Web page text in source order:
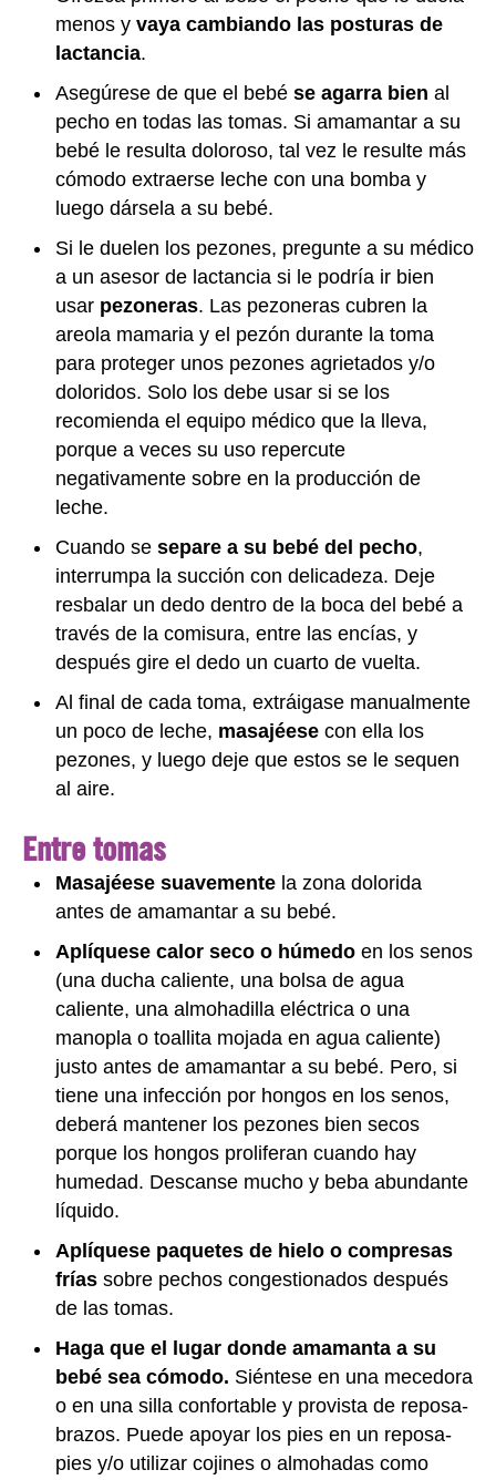
menos y vaya cambiando las posturas de
lactancia.
Asegúrese de que el bebé se agarra bien al
pecho en todas las tomas. Si amamantar a su
bebé le resulta doloroso, tal vez le resulte más
cómodo extraerse leche con una bomba y
luego dársela a su bebé.
Si le duelen los pezones, pregunte a su médico
a un asesor de lactancia si le podría ir bien
usar pezoneras. Las pezoneras cubren la
areola mamaria y el pezón durante la toma
para proteger unos pezones agrietados y/o
doloridos. Solo los debe usar si se los
recomienda el equipo médico que la lleva,
porque a veces su uso repercute
negativamente sobre en la producción de
leche.
Cuando se separe a su bebé del pecho,
interrumpa la succión con delicadeza. Deje
resbalar un dedo dentro de la boca del bebé a
través de la comisura, entre las encías, y
después gire el dedo un cuarto de vuelta.
Al final de cada toma, extráigase manualmente
un poco de leche, masajéese con ella los
pezones, y luego deje que estos se le sequen
al aire.
Entre tomas
Masajéese suavemente la zona dolorida
antes de amamantar a su bebé.
Aplíquese calor seco o húmedo en los senos
(una ducha caliente, una bolsa de agua
caliente, una almohadilla eléctrica o una
manopla o toallita mojada en agua caliente)
justo antes de amamantar a su bebé. Pero, si
tiene una infección por hongos en los senos,
deberá mantener los pezones bien secos
porque los hongos proliferan cuando hay
humedad. Descanse mucho y beba abundante
líquido.
Aplíquese paquetes de hielo o compresas
frías sobre pechos congestionados después
de las tomas.
Haga que el lugar donde amamanta a su
bebé sea cómodo. Siéntese en una mecedora
o en una silla confortable y provista de reposa-
brazos. Puede apoyar los pies en un reposa-
pies y/o utilizar cojines o almohadas como